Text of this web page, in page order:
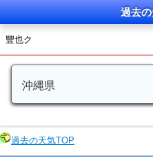
過去
豐也ク
沖縄県
過去の天気TOP